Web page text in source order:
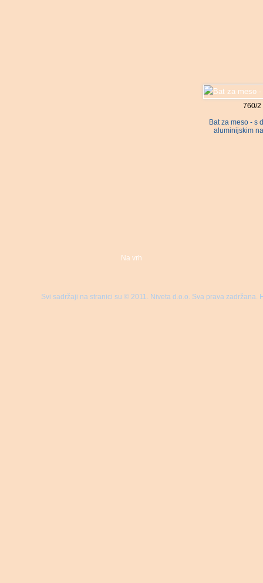
760/2
Bat za meso - s
aluminijskim
Na vrh
Svi sadržaji na stranici su © 2011. Niveta d.o.o. Sva prava zadržana.